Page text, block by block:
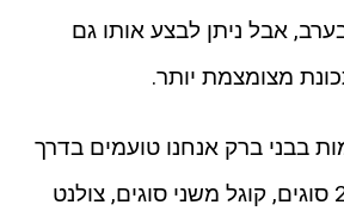
אבל ניתן לבצע אותו גם
מצומצמת יותר.
בבני ברק אנחנו טועמים בדרך
כלל דג מלוח מ-2-3 סוגים, קוגל משני סוגים, צולנט